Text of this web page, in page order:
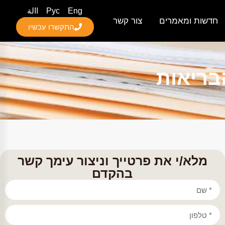
חדשות ומאמרים צור קשר
Eng
Рус
االة
התקשרו עכשיו
מלא/י את פרטייך וניצור עימך קשר
בהקדם